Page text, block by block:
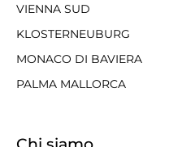
VIENNA SUD
KLOSTERNEUBURG
MONACO DI BAVIERA
PALMA MALLORCA